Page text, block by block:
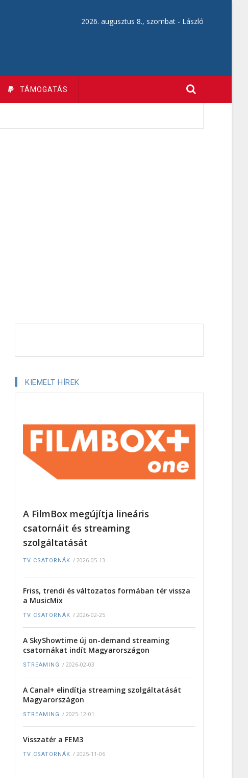
2026. augusztus 8., szombat - László
TÁMOGATÁS
KIEMELT HÍREK
A FilmBox megújítja lineáris
csatornáit és streaming
szolgáltatását
TV CSATORNÁK / 2026-05-13
Friss, trendi és változatos formában tér vissza
a MusicMix
TV CSATORNÁK / 2026-02-25
A SkyShowtime új on-demand streaming
csatornákat indít Magyarországon
STREAMING / 2026-02-03
A Canal+ elindítja streaming szolgáltatását
Magyarországon
STREAMING / 2025-12-01
Visszatér a FEM3
TV CSATORNÁK / 2025-11-06